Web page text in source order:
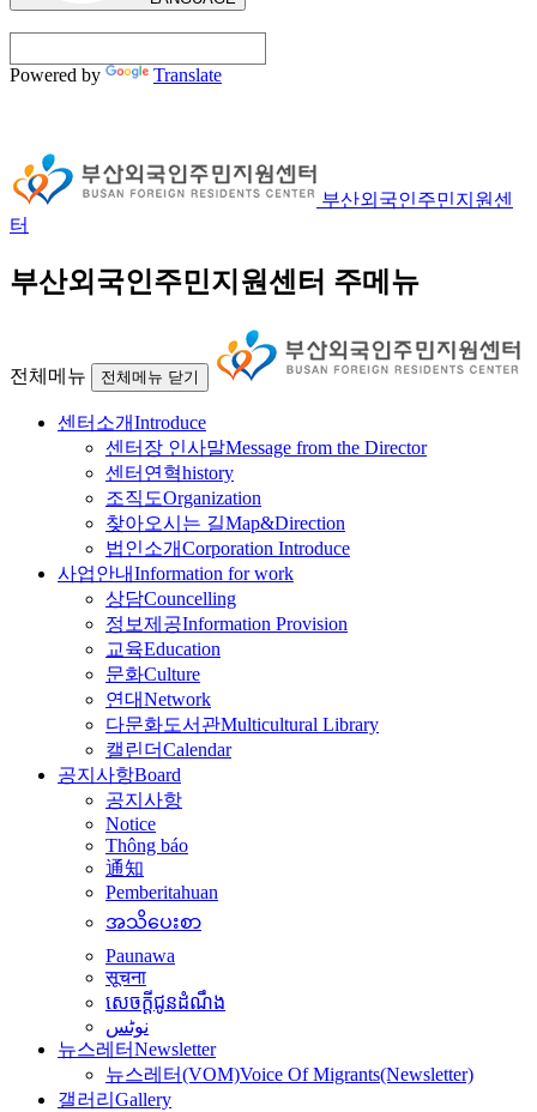
Powered by Translate
부산외국인주민지원센
터
부산외국인주민지원센터 주메뉴
전체메뉴 전체메뉴 닫기
센터소개Introduce
센터장 인사말Message from the Director
센터연혁history
조직도Organization
찾아오시는 길Map&Direction
법인소개Corporation Introduce
사업안내Information for work
상담Councelling
정보제공Information Provision
교육Education
문화Culture
연대Network
다문화도서관Multicultural Library
캘린더Calendar
공지사항Board
공지사항
Notice
Thông báo
通知
Pemberitahuan
အသိပေးစာ
Paunawa
सूचना
សេចក្តីជូនដំណឹង
نوٹس
뉴스레터Newsletter
뉴스레터(VOM)Voice Of Migrants(Newsletter)
갤러리 Gallery